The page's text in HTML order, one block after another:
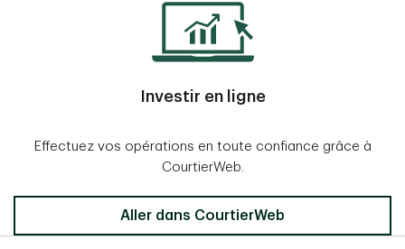
Investir en ligne
Effectuez vos opérations en toute confiance grâce à
CourtierWeb.
Aller dans CourtierWeb